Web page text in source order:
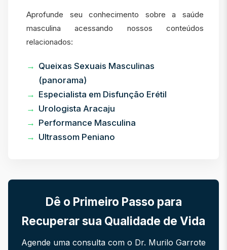
Aprofunde seu conhecimento sobre a saúde
masculina acessando nossos conteúdos
relacionados:
Queixas Sexuais Masculinas
(panorama)
Especialista em Disfunção Erétil
Urologista Aracaju
Performance Masculina
Ultrassom Peniano
Dê o Primeiro Passo para
Recuperar sua Qualidade de Vida
Agende uma consulta com o Dr. Murilo Garrote